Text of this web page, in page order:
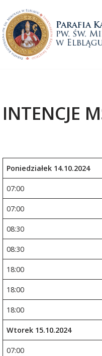
INTENCJE
Poniedziałek 14.10.2024
07:00
07:00
08:30
08:30
18:00
18:00
18:00
Wtorek 15.10.2024
07:00